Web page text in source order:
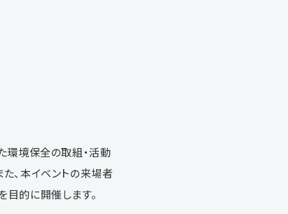
環境保全の取組・活動
、本イベントの来場者
的に開催します。